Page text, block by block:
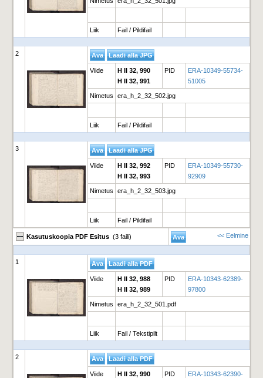
Liik Fail / Pildifail
2
Viide
H II 32, 990
H II 32, 991
PID
ERA-10349-55734-
51005
Nimetus era_h_2_32_502.jpg
Liik Fail / Pildifail
3
Viide
H II 32, 992
H II 32, 993
PID
ERA-10349-55730-
92909
Nimetus era_h_2_32_503.jpg
Liik Fail / Pildifail
Kasutuskoopia PDF Esitus (3 faili) << Eelmine
1
Viide
H II 32, 988
H II 32, 989
PID
ERA-10343-62389-
97800
Nimetus era_h_2_32_501.pdf
Liik Fail / Tekstipilt
2
Viide
H II 32, 990
PID
ERA-10343-62390-